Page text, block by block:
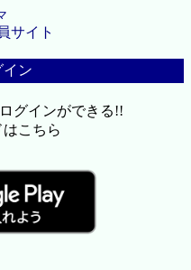
サイト
イン
グインができる!!
こちら